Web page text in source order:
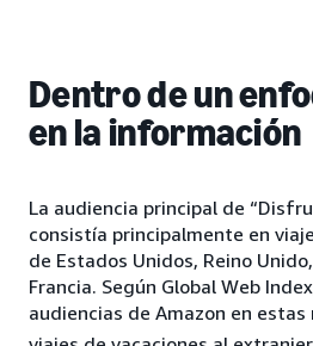
Dentro de un
en la información
La audiencia principal de
consistía principalmente en
de Estados Unidos, Reino
Francia. Según Global Web
audiencias de Amazon en